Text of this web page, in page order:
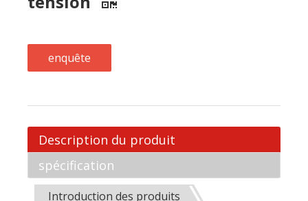
spécification
tension Moyenne tension Diesel
Ensembles 1800KW 2250KVA avec
Shanghai Mitsubishi / PME Engine